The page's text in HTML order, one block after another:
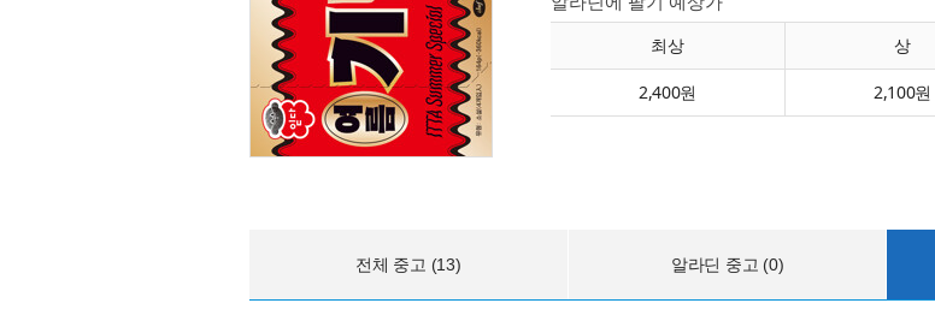
최상 상
2,400원 2,100원
전체 중고 (13) 알라딘 중고 (0)